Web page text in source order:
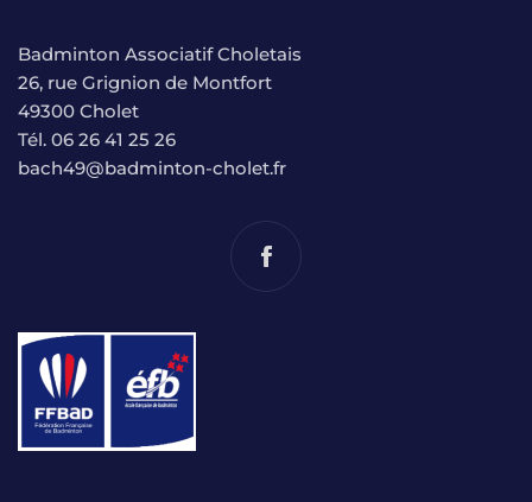
Badminton Associatif Choletais
26, rue Grignion de Montfort
49300 Cholet
Tél. 06 26 41 25 26
bach49@badminton-cholet.fr